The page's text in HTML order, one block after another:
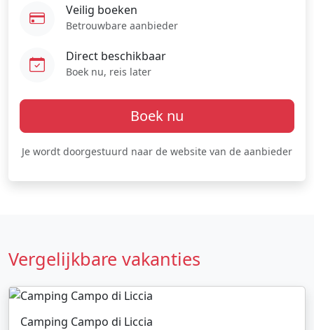
Veilig boeken
Betrouwbare aanbieder
Direct beschikbaar
Boek nu, reis later
Boek nu
Je wordt doorgestuurd naar de website van de aanbieder
Vergelijkbare vakanties
Camping Campo di Liccia